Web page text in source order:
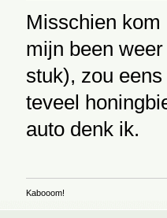
Misschien
mijn been
stuk), zou
teveel
auto denk ik.
Kabooom!